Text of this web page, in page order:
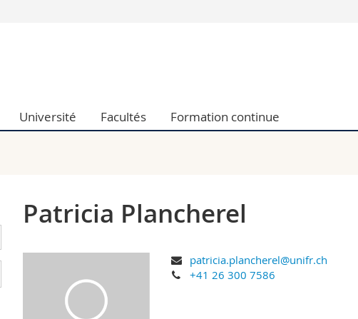
Lettres et sciences humaines
de l'éducation et de la formation
Université Facultés Formation continue
Patricia Plancherel
patricia.plancherel@unifr.ch
+41 26 300 7586